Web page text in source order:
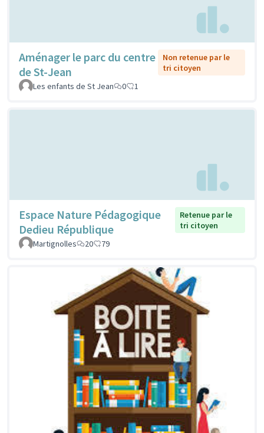
Aménager le parc du centre
de St-Jean
Non retenue par le
tri citoyen
Les enfants de St Jean
0 1
Espace Nature Pédagogique
Dedieu République
Retenue par le
tri citoyen
Martignolles
20 79